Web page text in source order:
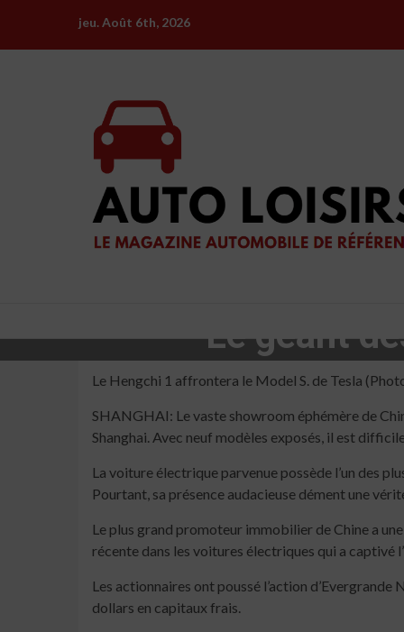
content
jeu. Août 6th, 2026
Le géant
Le Hengchi 1 affrontera le Model S. de Tesla
SHANGHAI: Le vaste showroom éphémère de
Shanghai. Avec neuf modèles exposés, il est
La voiture électrique parvenue possède l’un des
Pourtant, sa présence audacieuse dément une
Le plus grand promoteur immobilier de Chine a
récente dans les voitures électriques qui a captivé
Les actionnaires ont poussé l’action
dollars en capitaux frais.